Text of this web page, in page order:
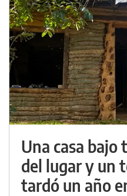
Una casa
del lugar y un
tardó un año